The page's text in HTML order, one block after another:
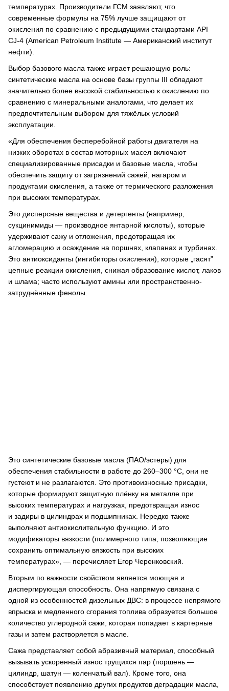
температурах. Производители ГСМ заявляют, что
современные формулы на 75% лучше защищают от
окисления по сравнению с предыдущими стандартами API
CJ-4 (American Petroleum Institute — Американский институт
нефти).
Выбор базового масла также играет решающую роль:
синтетические масла на основе базы группы III обладают
значительно более высокой стабильностью к окислению по
сравнению с минеральными аналогами, что делает их
предпочтительным выбором для тяжёлых условий
эксплуатации.
«Для обеспечения бесперебойной работы двигателя на
низких оборотах в состав моторных масел включают
специализированные присадки и базовые масла, чтобы
обеспечить защиту от загрязнений сажей, нагаром и
продуктами окисления, а также от термического разложения
при высоких температурах.
Это дисперсные вещества и детергенты (например,
сукцинимиды — производное янтарной кислоты), которые
удерживают сажу и отложения, предотвращая их
агломерацию и осаждение на поршнях, клапанах и турбинах.
Это антиоксиданты (ингибиторы окисления), которые „гасят”
цепные реакции окисления, снижая образование кислот, лаков
и шлама; часто используют амины или пространственно-
затруднённые фенолы.
Это синтетические базовые масла (ПАО/эстеры) для
обеспечения стабильности в работе до 260–300 °C, они не
густеют и не разлагаются. Это противоизносные присадки,
которые формируют защитную плёнку на металле при
высоких температурах и нагрузках, предотвращая износ
и задиры в цилиндрах и подшипниках. Нередко также
выполняют антиокислительную функцию. И это
модификаторы вязкости (полимерного типа, позволяющие
сохранить оптимальную вязкость при высоких
температурах», — перечисляет Егор Черенковский.
Вторым по важности свойством является моющая и
диспергирующая способность. Она напрямую связана с
одной из особенностей дизельных ДВС: в процессе непрямого
впрыска и медленного сгорания топлива образуется большое
количество углеродной сажи, которая попадает в картерные
газы и затем растворяется в масле.
Сажа представляет собой абразивный материал, способный
вызывать ускоренный износ трущихся пар (поршень —
цилиндр, шатун — коленчатый вал). Кроме того, она
способствует появлению других продуктов деградации масла,